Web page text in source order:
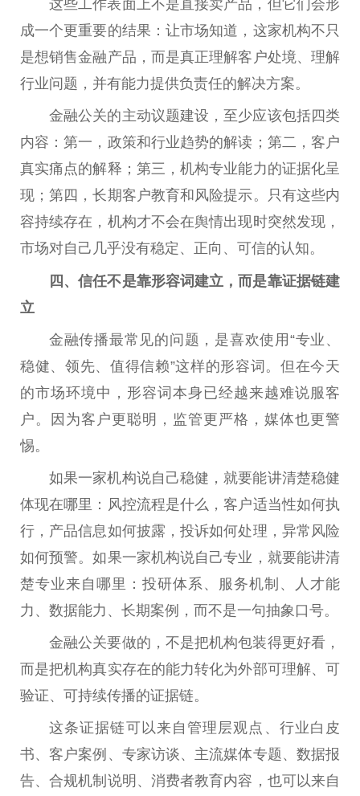
这些工作表面上不是直接卖产品，但它们会形
成一个更重要的结果：让市场知道，这家机构不只
是想销售金融产品，而是真正理解客户处境、理解
行业问题，并有能力提供负责任的解决方案。
金融公关的主动议题建设，至少应该包括四类
内容：第一，政策和行业趋势的解读；第二，客户
真实痛点的解释；第三，机构专业能力的证据化呈
现；第四，长期客户教育和风险提示。只有这些内
容持续存在，机构才不会在舆情出现时突然发现，
市场对自己几乎没有稳定、正向、可信的认知。
四、信任不是靠形容词建立，而是靠证据链建
立
金融传播最常见的问题，是喜欢使用“专业、
稳健、领先、值得信赖”这样的形容词。但在今天
的市场环境中，形容词本身已经越来越难说服客
户。因为客户更聪明，监管更严格，媒体也更警
惕。
如果一家机构说自己稳健，就要能讲清楚稳健
体现在哪里：风控流程是什么，客户适当性如何执
行，产品信息如何披露，投诉如何处理，异常风险
如何预警。如果一家机构说自己专业，就要能讲清
楚专业来自哪里：投研体系、服务机制、人才能
力、数据能力、长期案例，而不是一句抽象口号。
金融公关要做的，不是把机构包装得更好看，
而是把机构真实存在的能力转化为外部可理解、可
验证、可持续传播的证据链。
这条证据链可以来自管理层观点、行业白皮
书、客户案例、专家访谈、主流媒体专题、数据报
告、合规机制说明、消费者教育内容，也可以来自